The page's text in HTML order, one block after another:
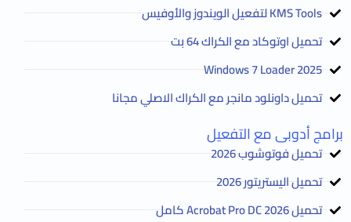
KMS Tools لتفعيل الويندوز والأوفيس
تحميل اوتوكاد مع الكراك 64 بت
2025 Windows 7 Loader
تحميل داونلود مانجر مع الكراك الاصلي مجانا
برامج أدوبى مع التفعيل
تحميل فوتوشوب 2026
تحميل اليستريتور 2026
تحميل Acrobat Pro DC 2026 كامل